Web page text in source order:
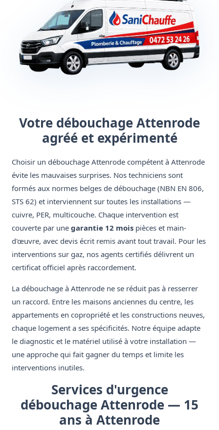
Votre débouchage Attenrode
agréé et expérimenté
Choisir un débouchage Attenrode compétent à Attenrode
évite les mauvaises surprises. Nos techniciens sont
formés aux normes belges de débouchage (NBN EN 806,
STS 62) et interviennent sur toutes les installations —
cuivre, PER, multicouche. Chaque intervention est
couverte par une garantie 12 mois pièces et main-
d'œuvre, avec devis écrit remis avant tout travail. Pour les
interventions sur gaz, nos agents certifiés délivrent un
certificat officiel après raccordement.
La débouchage à Attenrode ne se réduit pas à resserrer
un raccord. Entre les maisons anciennes du centre, les
appartements en copropriété et les constructions neuves,
chaque logement a ses spécificités. Notre équipe adapte
le diagnostic et le matériel utilisé à votre installation —
une approche qui fait gagner du temps et limite les
interventions inutiles.
Services d'urgence
débouchage Attenrode — 15
ans à Attenrode